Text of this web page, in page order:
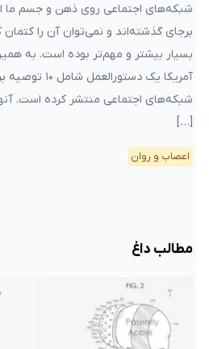
شبکه‌های اجتماعی روی ذهن و جسم ما
برجای گذشته‌اند و نمی‌توان آن را کتمان
بسیار بیشتر و مهم‌تر بوده است. به
آمریکا یک
شبکه‌های اجتماعی منتشر کرده است.
[…]
اعصاب و روان
مطالب داغ